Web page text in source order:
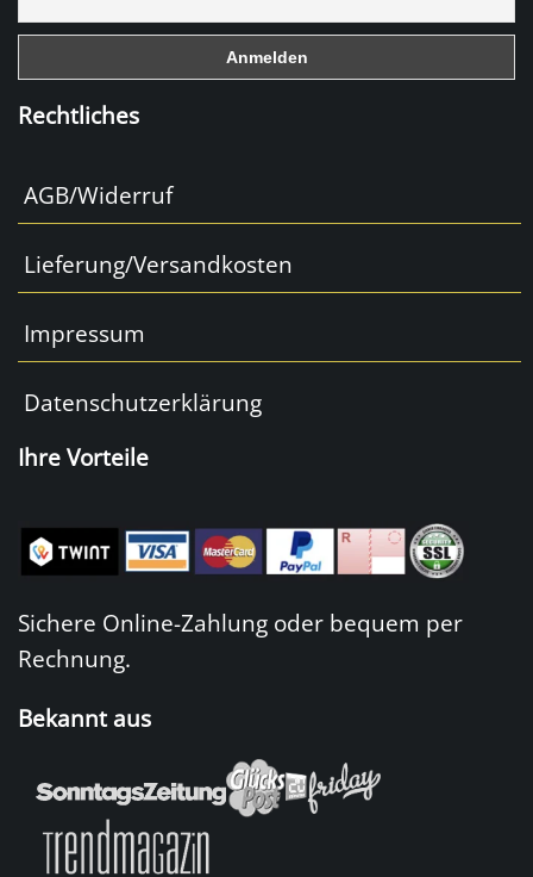
o
Rechtliches
AGB/Widerruf
Lieferung/Versandkosten
Impressum
Datenschutzerklärung
Ihre Vorteile
Sichere Online-Zahlung oder bequem per
Rechnung.
Bekannt aus